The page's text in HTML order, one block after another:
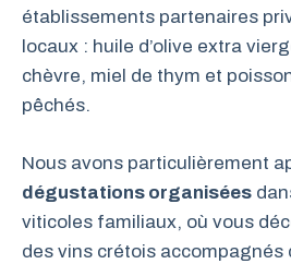
établissements partenaires
locaux : huile d’olive extra
chèvre, miel de thym et
pêchés.
Nous avons particulièrement
dégustations organisées
viticoles familiaux, où vous
des vins crétois accompagnés